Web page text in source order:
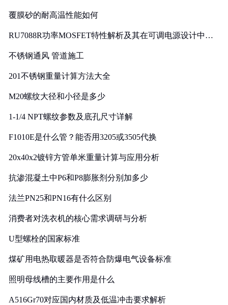
覆膜砂的耐高温性能如何
RU7088R功率MOSFET特性解析及其在可调电源设计中的
不锈钢通风 管道施工
201不锈钢重量计算方法大全
M20螺纹大径和小径是多少
1-1/4 NPT螺纹参数及底孔尺寸详解
F1010E是什么管？能否用3205或3505代换
20x40x2镀锌方管单米重量计算与应用分析
抗渗混凝土中P6和P8膨胀剂分别加多少
法兰PN25和PN16有什么区别
消费者对洗衣机的核心需求调研与分析
U型螺栓的国家标准
煤矿用电热取暖器是否符合防爆电气设备标准
照明母线槽的主要作用是什么
A516Gr70对应国内材质及低温冲击要求解析